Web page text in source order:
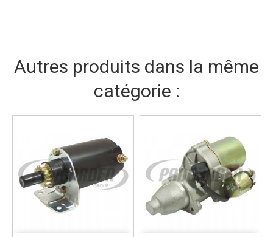
Autres produits dans la même
catégorie :